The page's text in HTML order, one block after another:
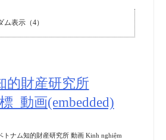
表示（4）
的財産研究所
_動画(embedded)
ナム知的財産研究所 動画 Kinh nghiệm